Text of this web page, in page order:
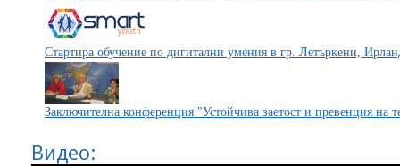
Стартира обучение по дигитални умения в гр. Летъркени,
Заключителна конференция "Устойчива заетост и превенция на
Видео: